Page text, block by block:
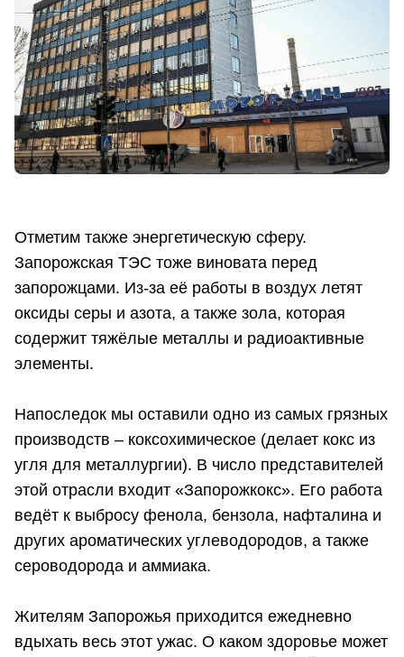
Отметим также энергетическую сферу.
Запорожская ТЭС тоже виновата перед
запорожцами. Из-за её работы в воздух летят
оксиды серы и азота, а также зола, которая
содержит тяжёлые металлы и радиоактивные
элементы.
Напоследок мы оставили одно из самых грязных
производств – коксохимическое (делает кокс из
угля для металлургии). В число представителей
этой отрасли входит «Запорожкокс». Его работа
ведёт к выбросу фенола, бензола, нафталина и
других ароматических углеводородов, а также
сероводорода и аммиака.
Жителям Запорожья приходится ежедневно
вдыхать весь этот ужас. О каком здоровье может